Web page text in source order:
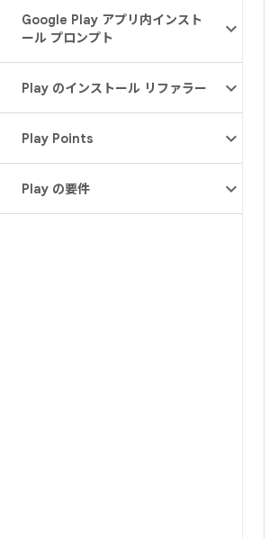
Google Play アプリ内インスト
ール プロンプト
Play のインストール リファラー
Play Points
Play の要件